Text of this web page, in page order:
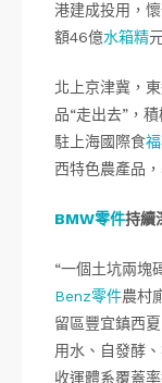
港建成投用，
額46億水箱精
北上京津冀，
品“走出去”，
駐上海國際食
西特色農產品
BMW零件持續
“一個土坑兩塊
Benz零件農村
留區豐宜鎮西
用水、自發酵
收運體系覆蓋